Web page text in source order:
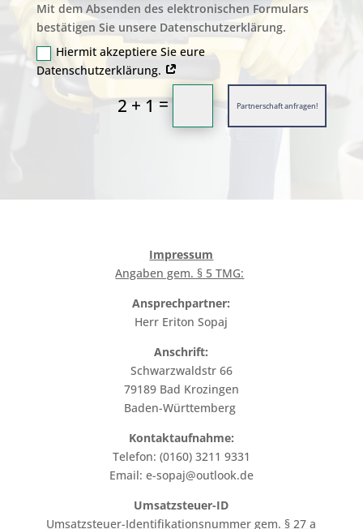
Mit dem Absenden des elektronischen Formulars
bestätigen Sie unsere Datenschutzerklärung.
Hiermit akzeptiere Sie eure
Datenschutzerklärung.
2 + 1= Partnerschaft anfragen!
Impressum
Angaben gem. § 5 TMG:
Ansprechpartner:
Herr Eriton Sopaj
Anschrift:
Schwarzwaldstr 66
79189 Bad Krozingen
Baden-Württemberg
Kontaktaufnahme:
Telefon: (0160) 3211 9331
Email: e-sopaj@outlook.de
Umsatzsteuer-ID
Umsatzsteuer-Identifikationsnummer gem. § 27 a